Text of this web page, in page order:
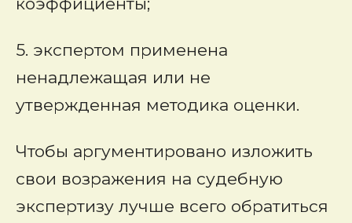
5. экспертом применена
ненадлежащая или не
утвержденная методика оценки.
Чтобы аргументировано изложить
свои возражения на судебную
экспертизу лучше всего обратиться